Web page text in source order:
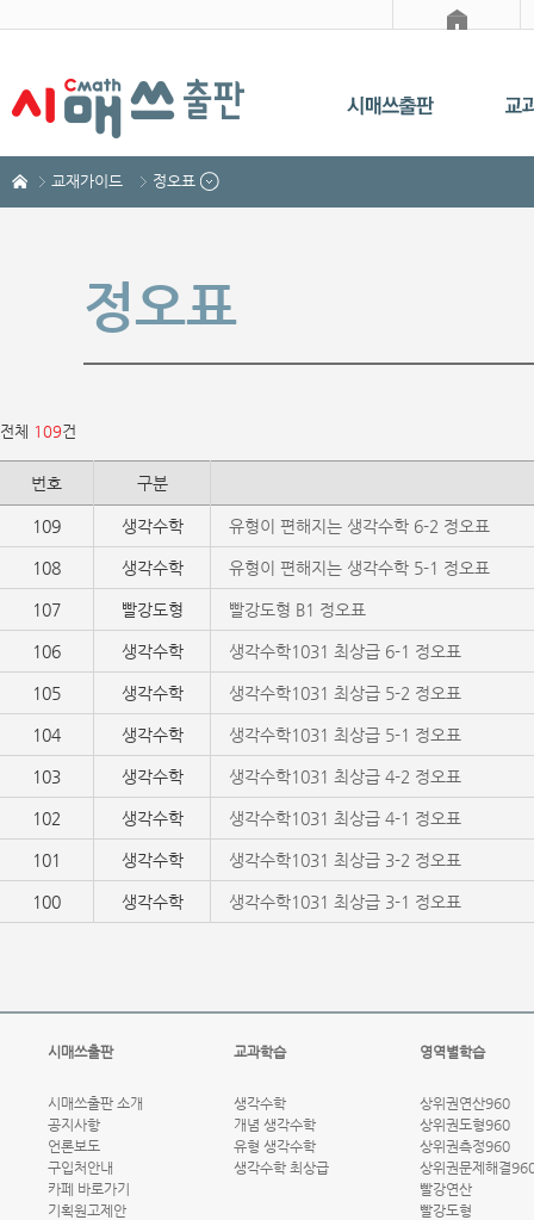
교재가이드 정오표
정오표
전체 109건
번호 구분
109 생각수학 유형이 편해지는 생각수학 6-2 정오표
108 생각수학 유형이 편해지는 생각수학 5-1 정오표
107 빨강도형 빨강도형 B1 정오표
106 생각수학 생각수학1031 최상급 6-1 정오표
105 생각수학 생각수학1031 최상급 5-2 정오표
104 생각수학 생각수학1031 최상급 5-1 정오표
103 생각수학 생각수학1031 최상급 4-2 정오표
102 생각수학 생각수학1031 최상급 4-1 정오표
101 생각수학 생각수학1031 최상급 3-2 정오표
100 생각수학 생각수학1031 최상급 3-1 정오표
시매쓰출판
시매쓰출판 소개
공지사항
언론보도
구입처안내
카페 바로가기
기획원고제안
교과학습
생각수학
개념 생각수학
유형 생각수학
생각수학 최상급
영역별학습
상위권연산960
상위권도형960
상위권측정960
상위권문제해결
빨강연산
빨강도형